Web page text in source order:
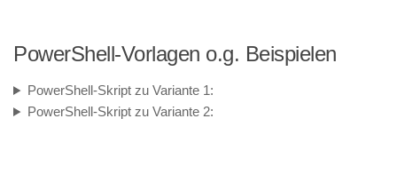
PowerShell-Vorlagen o.g. Beispielen
PowerShell-Skript zu Variante 1:
PowerShell-Skript zu Variante 2: